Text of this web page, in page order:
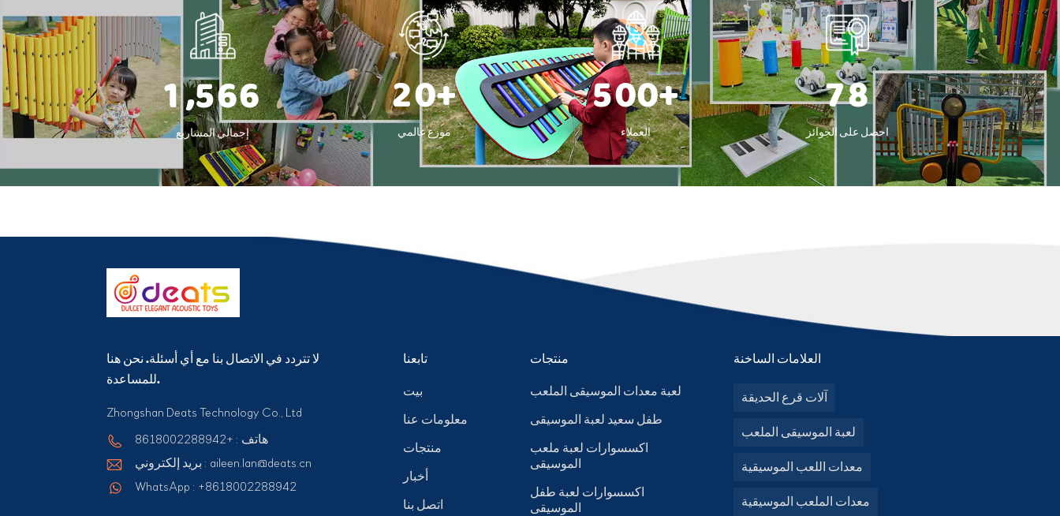
1,566
إجمالي المشاريع
20+
موزع عالمي
500+
العملاء
78
احصل على الجوائز
لا تتردد في الاتصال بنا مع أي أسئلة. نحن هنا
للمساعدة.
Zhongshan Deats Technology Co., Ltd
هاتف : +8618002288942
بريد إلكتروني : aileen.lan@deats.cn
WhatsApp : +8618002288942
تابعنا
بيت
معلومات عنا
منتجات
أخبار
اتصل بنا
منتجات
لعبة معدات الموسيقى الملعب
طفل سعيد لعبة الموسيقى
اكسسوارات لعبة ملعب
الموسيقى
اكسسوارات لعبة طفل
الموسيقى
العلامات الساخنة
آلات قرع الحديقة
لعبة الموسيقى الملعب
معدات اللعب الموسيقية
معدات الملعب الموسيقية